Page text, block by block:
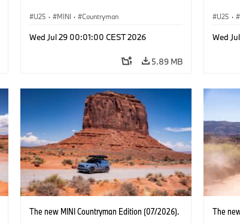
U25 · MINI · Countryman
Wed Jul 29 00:01:00 CEST 2026
5.89 MB
U25 ·
Wed
The new MINI Countryman Edition (07/2026). The